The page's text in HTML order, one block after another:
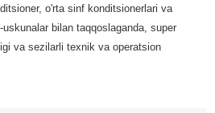
o'rta sinf konditsionerlari va
bilan taqqoslaganda, super
va sezilarli texnik va operatsion